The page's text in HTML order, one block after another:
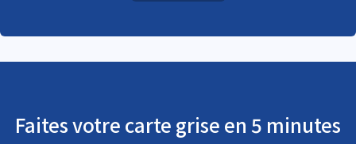
Faites votre carte grise en 5 minutes